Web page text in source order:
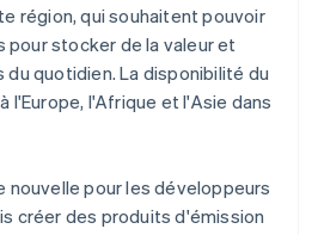
région, qui souhaitent pouvoir
pour stocker de la valeur et
quotidien. La disponibilité du
l'Europe, l'Afrique et l'Asie dans
nouvelle pour les développeurs
créer des produits d'émission
Chine